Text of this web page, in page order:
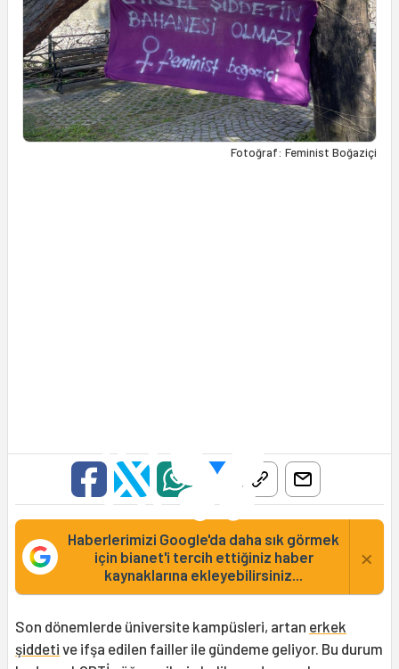
Fotoğraf: Feminist Boğaziçi
Haberlerimizi Google'da daha sık görmek
için bianet'i tercih ettiğiniz haber
kaynaklarına ekleyebilirsiniz...
×
Son dönemlerde üniversite kampüsleri, artan erkek
şiddeti ve ifşa edilen failler ile gündeme geliyor. Bu durum